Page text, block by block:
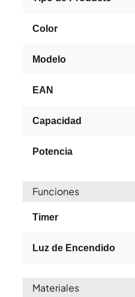
Color
Modelo
EAN
Capacidad
Potencia
Funciones
Timer
Luz de Encendido
Materiales